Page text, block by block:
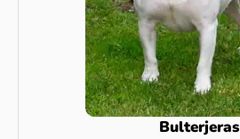
Bulterjeras